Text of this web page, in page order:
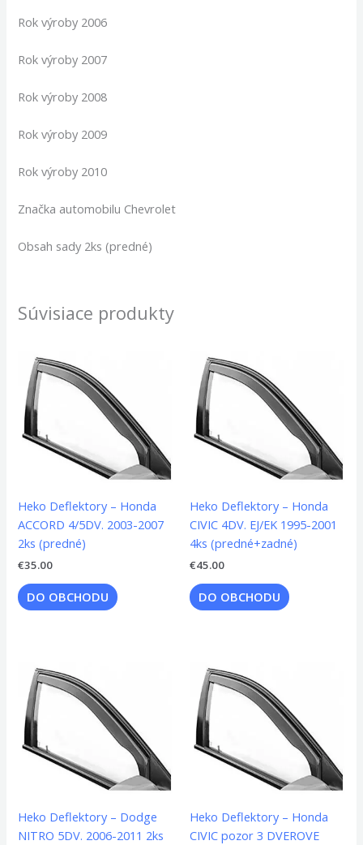
Rok výroby 2006
Rok výroby 2007
Rok výroby 2008
Rok výroby 2009
Rok výroby 2010
Značka automobilu Chevrolet
Obsah sady 2ks (predné)
Súvisiace produkty
Heko Deflektory – Honda
ACCORD 4/5DV. 2003-2007
2ks (predné)
€35.00
DO OBCHODU
Heko Deflektory – Honda
CIVIC 4DV. EJ/EK 1995-2001
4ks (predné+zadné)
€45.00
DO OBCHODU
Heko Deflektory – Dodge
NITRO 5DV. 2006-2011 2ks
Heko Deflektory – Honda
CIVIC pozor 3 DVEROVE